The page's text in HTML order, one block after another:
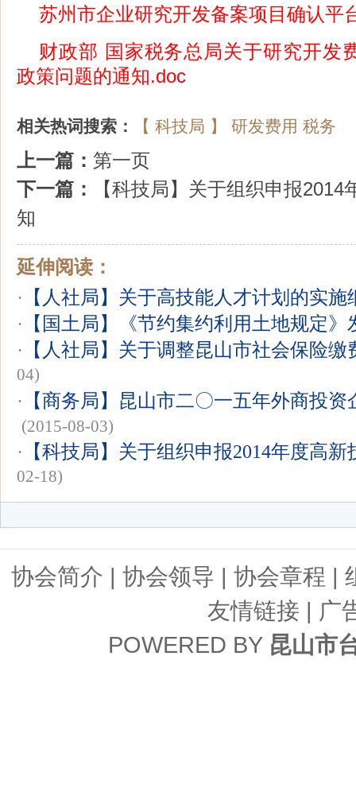
苏州市企业研究开发备案项目确认平
财政部 国家税务总局关于研究开发
政策问题的通知.doc
相关热词搜索： 【 科技局 】 研发费用 税务
上一篇： 第一页
下一篇：
【科技局】关于组织申报
知
延伸阅读：
· 【人社局】关于高技能人才计划的实
· 【国土局】《节约集约利用土地规定》
· 【人社局】关于调整昆山市社会保险
04)
· 【商务局】昆山市二〇一五年外商投
(2015-08-03)
· 【科技局】关于组织申报2014年度高
02-18)
协会简介 | 协会领导 | 协会章程 |
友情链接 | 广
POWERED BY 昆山市